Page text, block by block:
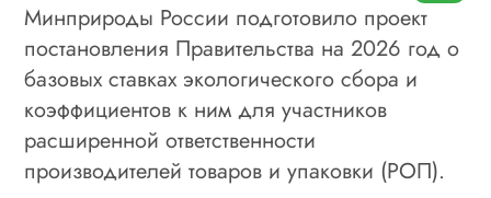
Минприроды России подготовило проект
постановления Правительства на 2026 год о
базовых ставках экологического сбора и
коэффициентов к ним для участников
расширенной ответственности
производителей товаров и упаковки (РОП).